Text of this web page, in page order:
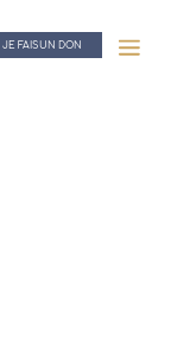
JE FAIS UN DON